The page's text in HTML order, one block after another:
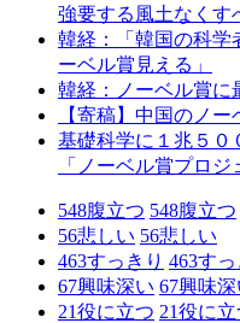
強要する風土なくす
韓経：「韓国の科学
ーベル賞見える」
韓経：ノーベル賞に
【寄稿】中国のノ
基礎科学に１兆５
「ノーベル賞プロジ
548腹立つ 548腹立つ
56悲しい 56悲しい
463すっきり 463すっ
67興味深い 67興味深
21役に立つ 21役に立